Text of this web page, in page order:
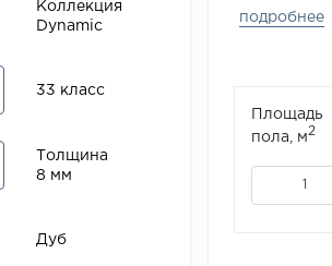
Коллекция
Dynamic
33 класс
Толщина
8 мм
Дуб
подробнее
Площадь
пола, м2